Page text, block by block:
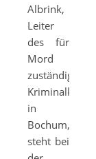
Albrink,
Leiter
des für
Mord
zuständigen
in
Bochum,
steht bei